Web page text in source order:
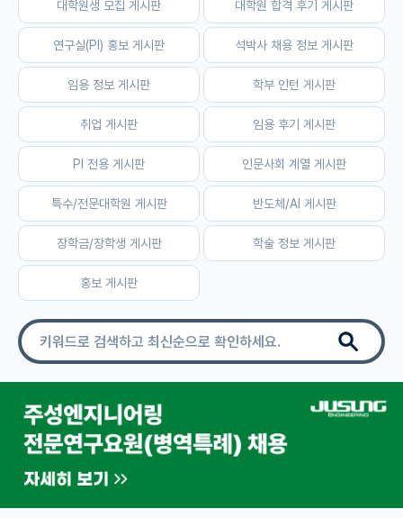
전체글보기
베스트 게시판
IF 명예의전당
자유 게시판(아무개랩)
미국 유학 게시판
미국 대학원 합격 후기 게시판
대학원생 모집 게시판
대학원 합격 후기 게시판
연구실(PI) 홍보 게시판
석박사 채용 정보 게시판
학부 인턴 게시판
대학원생 모집 게시판 대학원 합격 후기 게시판
연구실(PI) 홍보 게시판 석박사 채용 정보 게시판
임용 정보 게시판 학부 인턴 게시판
취업 게시판 임용 후기 게시판
PI 전용 게시판 인문사회 계열 게시판
특수/전문대학원 게시판 반도체/AI 게시판
장학금/장학생 게시판 학술 정보 게시판
홍보 게시판